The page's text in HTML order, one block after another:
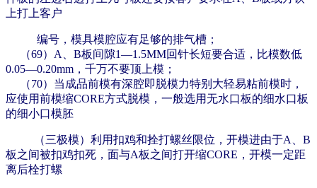
上打上客户
编号，模具模腔应有足够的排气槽；
（69）A、B板间隙1—1.5MM回针长短要合适，比模数低
0.05—0.20mm，千万不要顶上模；
（70）当成品前模有深腔即脱模力特别大轻易粘前模时，
应使用前模缩CORE方式脱模，一般选用无水口板的细水口板
的细小口模胚
（三极模）利用扣鸡和拴打螺丝限位，开模进由于A、B
板之间被扣鸡扣死，面与A板之间打开缩CORE，开模一定距
离后栓打螺